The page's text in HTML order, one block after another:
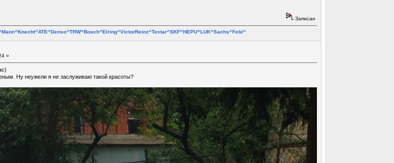
Записан
»
Ну неужели я не заслуживаю такой красоты?